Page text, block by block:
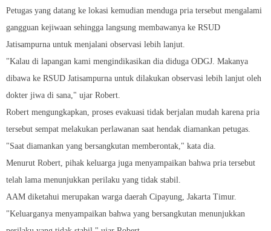
Petugas yang datang ke lokasi kemudian menduga pria tersebut mengalami
gangguan kejiwaan sehingga langsung membawanya ke RSUD
Jatisampurna untuk menjalani observasi lebih lanjut.
"Kalau di lapangan kami mengindikasikan dia diduga ODGJ. Makanya
dibawa ke RSUD Jatisampurna untuk dilakukan observasi lebih lanjut oleh
dokter jiwa di sana," ujar Robert.
Robert mengungkapkan, proses evakuasi tidak berjalan mudah karena pria
tersebut sempat melakukan perlawanan saat hendak diamankan petugas.
"Saat diamankan yang bersangkutan memberontak," kata dia.
Menurut Robert, pihak keluarga juga menyampaikan bahwa pria tersebut
telah lama menunjukkan perilaku yang tidak stabil.
AAM diketahui merupakan warga daerah Cipayung, Jakarta Timur.
"Keluarganya menyampaikan bahwa yang bersangkutan menunjukkan